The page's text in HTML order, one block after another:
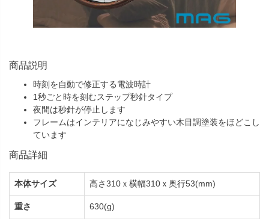
商品説明
時刻を自動で修正する電波時計
1秒ごと時を刻むステップ秒針タイプ
夜間は秒針が停止します
フレームはインテリアになじみやすい木目調塗装をほどこし
ています
商品詳細
本体サイズ 高さ310ｘ横幅310ｘ奥行53(mm)
重さ 630(g)